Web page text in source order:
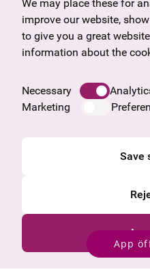
Gift voucher
Frequently asked questions
Legal notice
Data protection information
We may place these for
improve our website,
to give you a great
information about the
Necessary
Marketing
Save